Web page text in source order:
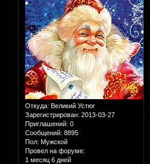
Откуда: Великий Устюг
Зарегистрирован: 2013-03-27
Приглашений: 0
Сообщений: 8895
Пол: Мужской
Провел на форуме:
1 месяц 6 дней